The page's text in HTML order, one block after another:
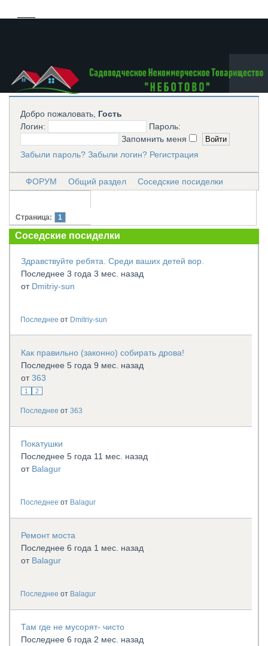
Добро пожаловать, Гость
Логин:
Пароль:
Запомнить меня
Забыли пароль? Забыли логин? Регистрация
ФОРУМ Общий раздел Соседские посиделки
Страница: 1
Соседские посиделки
Здравствуйте ребята. Среди ваших детей вор.
Последнее 3 года 3 мес. назад
от Dmitriy-sun
Последнее от Dmitriy-sun
Как правильно (законно) собирать дрова!
Последнее 5 года 9 мес. назад
от363
1 2
Последнее от 363
Покатушки
Последнее 5 года 11 мес. назад
от Balagur
Последнее от Balagur
Ремонт моста
Последнее 6 года 1 мес. назад
от Balagur
Последнее от Balagur
Там где не мусорят- чисто
Последнее 6 года 2 мес. назад